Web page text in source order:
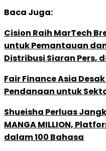
Baca Juga:
Cision Raih MarTech
untuk Pemantauan
Distribusi Siaran Pers,
Fair Finance Asia
Pendanaan untuk
Shueisha Perluas
MANGA MILLION,
dalam 100 Bahasa